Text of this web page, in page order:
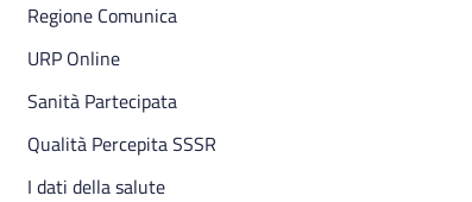
Regione Comunica
URP Online
Sanità Partecipata
Qualità Percepita SSSR
I dati della salute